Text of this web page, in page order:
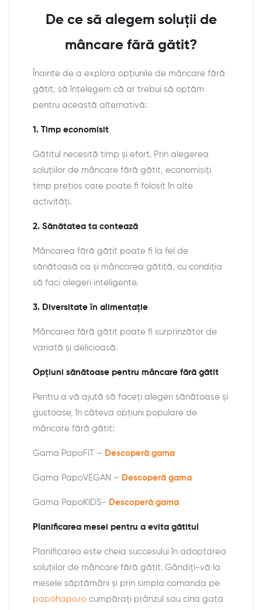
De ce să alegem soluții de
mâncare fără gătit?
Înainte de a explora opțiunile de mâncare fără
gătit, să înțelegem că ar trebui să optăm
pentru această alternativă:
1. Timp economisit
Gătitul necesită timp și efort. Prin alegerea
soluțiilor de mâncare fără gătit, economisiți
timp prețios care poate fi folosit în alte
activități.
2. Sănătatea ta contează
Mâncarea fără gătit poate fi la fel de
sănătoasă ca și mâncarea gătită, cu condiția
să faci alegeri inteligente.
3. Diversitate în alimentație
Mâncarea fără gătit poate fi surprinzător de
variată și delicioasă.
Opțiuni sănătoase pentru mâncare fără gătit
Pentru a vă ajută să faceți alegeri sănătoase și
gustoase, în câteva opțiuni populare de
mâncare fără gătit:
Gama PapoFIT – Descoperă gama
Gama PapoVEGAN – Descoperă gama
Gama PapoKIDS- Descoperă gama
Planificarea mesei pentru a evita gătitul
Planificarea este cheia succesului în adoptarea
soluțiilor de mâncare fără gătit. Gândiți-vă la
mesele săptămâni și prin simpla comanda pe
papohapo.ro cumpărați prânzul sau cina gata